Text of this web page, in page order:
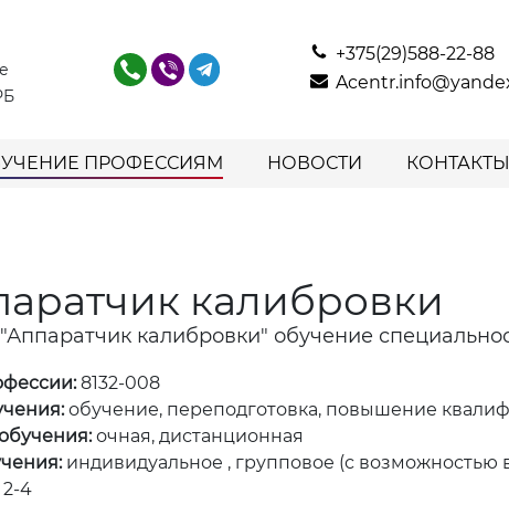
+375(29)588-22-88
ПРОФЕССИЯМ НОВОСТИ КОНТАКТЫ
калибровки
калибровки" обучение
8132-008
обучение, переподготовка, повышение
очная, дистанционная
индивидуальное , групповое (с возможностью
2-4